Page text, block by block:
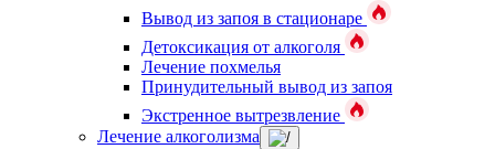
Вывод из запоя в стационаре
Детоксикация от алкоголя
Лечение похмелья
Принудительный вывод из запоя
Экстренное вытрезвление
Лечение алкоголизма